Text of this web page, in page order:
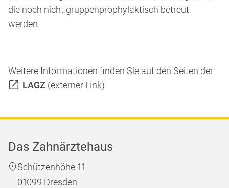
die noch nicht gruppenprophylaktisch betreut
werden.
Weitere Informationen finden Sie auf den Seiten der
LAGZ (externer Link).
Das Zahnärztehaus
Schützenhöhe 11
01099 Dresden